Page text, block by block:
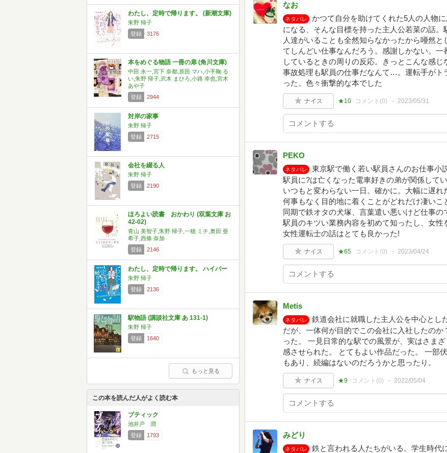
わたし、定時で帰ります。 (新潮文庫)
朱野 帰子
登録
3176
本をめぐる物語 一冊の扉 (角川文庫)
中田 永一,宮下 奈都,原田 マハ,小手鞠 る
い,朱野 帰子,沢木 まひろ,小路 幸也,宮木
あや子
登録
2944
対岸の家事
朱野 帰子
登録
2715
会社を綴る人
朱野 帰子
登録
2190
ほろよい読書 おかわり (双葉文庫 お
42-02)
青山 美智子,朱野 帰子,一穂 ミチ,奥田 亜
希子,西條 奈加
登録
2146
わたし、定時で帰ります。 ハイパー
朱野 帰子
登録
2136
駅物語 (講談社文庫 あ 131-1)
朱野 帰子
登録
1640
もっと見る
この本を読んだ人がよく読む本
ブティック
池井戸 潤
登録
1793
なお
ネタバレ
かつて自分を助けてくれた5人の人物
になる、そんな目標を持った主人公若菜の話
人達がいることも全然知らなかったから唖然
てしんどい仕事なんだろう。感謝しかない。
しているときの周りの反応。きっとこんな感
事故処理も駅員の仕事だなんて…。運転手がト
った。色々衝撃的な本でした
ナイス ★10 コメント(0) 2023/05/31
PEKO
ネタバレ
東京駅で働く若い駅員さんのお仕事小
駅員に?は亡くなった電車好きの弟が関係して
いつもと変わらない一日。確かに。大幅に遅
何事もなく目的地に着くことがどれだけ凄いこ
同期で鉄オタの犬塚、言葉遣い悪いけど仕事
駅員のキツい業務内容を初めて知ったし、女
女性運転士の話はとても良かった!
ナイス ★65 コメント(0) 2023/04/24
Metis
ネタバレ
鉄道会社に就職した主人公を中心とし
だが、一体何が目的でこの会社に入社したの
った。 一見日常的な駅での風景が、実はさま
感させられた。 とてもよい作品だった。 一部
もあり、続編はないのだろうかと思ったり。
ナイス ★9 コメント(0) 2022/05/04
みどり
ネタバレ
鉄と言われる人たちがいる。学生時代